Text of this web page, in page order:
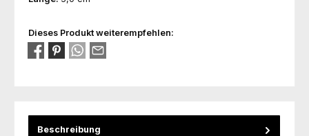
Dieses Produkt weiterempfehlen:
Beschreibung